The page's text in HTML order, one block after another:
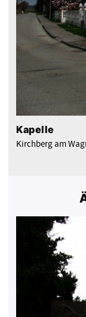
Kapelle
Kirchberg am